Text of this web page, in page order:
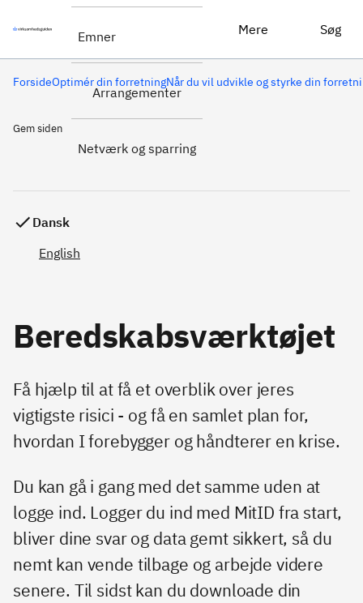
Emner
Arrangementer
Netværk og sparring
Mere Søg
ForsideOptimér din forretningNår du vil udvikle og styrke din
Gem siden
Dansk
English
Beredskabsværktøjet
Få hjælp til at få et overblik over jeres
vigtigste risici - og få en samlet plan for,
hvordan I forebygger og håndterer en krise.
Du kan gå i gang med det samme uden at
logge ind. Logger du ind med MitID fra start,
bliver dine svar og data gemt sikkert, så du
nemt kan vende tilbage og arbejde videre
senere. Til sidst kan du downloade din